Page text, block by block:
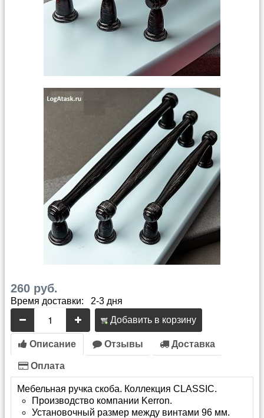
260 руб.
Время доставки: 2-3 дня
Добавить в корзину
Описание Отзывы Доставка
Оплата
Мебельная ручка скоба. Коллекция CLASSIC.
Производство компании Kerron.
Установочный размер между винтами 96 мм.